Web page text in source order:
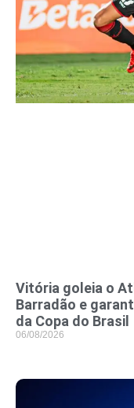
Vitória goleia o
Barradão e
da Copa do Brasil
06/08/2026